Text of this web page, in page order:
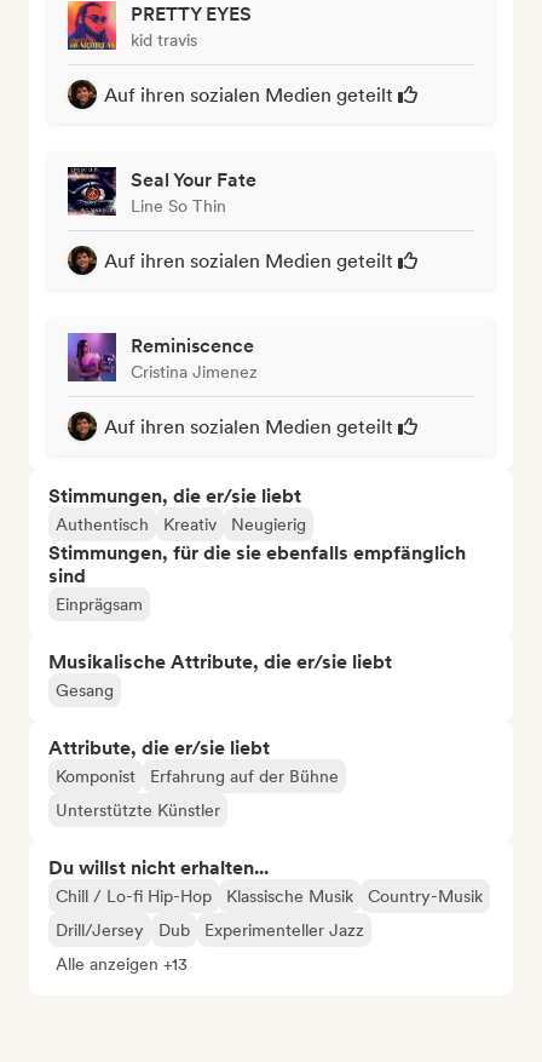
PRETTY EYES
kid travis
Auf ihren sozialen Medien geteilt
Seal Your Fate
Line So Thin
Auf ihren sozialen Medien geteilt
Reminiscence
Cristina Jimenez
Auf ihren sozialen Medien geteilt
Stimmungen, die er/sie liebt
Authentisch Kreativ Neugierig
Stimmungen, für die sie ebenfalls empfänglich
sind
Einprägsam
Musikalische Attribute, die er/sie liebt
Gesang
Attribute, die er/sie liebt
Komponist
Erfahrung auf der Bühne
Unterstützte Künstler
Du willst nicht erhalten...
Chill / Lo-fi Hip-Hop Klassische Musik
Country-Musik
Drill/Jersey
Dub
Experimenteller Jazz
Alle anzeigen +13